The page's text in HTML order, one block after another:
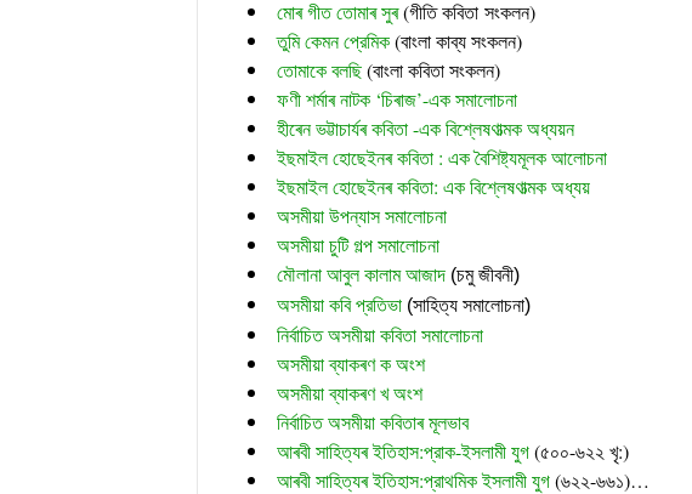
মোৰ গীত তোমাৰ সুৰ (গীতি কবিতা সংকলন)
তুমি কেমন প্রেমিক (বাংলা কাব্য সংকলন)
তোমাকে বলছি (বাংলা কবিতা সংকলন)
ফণী শৰ্মাৰ নাটক ‘চিৰাজ’-এক সমালোচনা
হীৰেন ভট্টাচাৰ্যৰ কবিতা -এক বিশ্লেষণাত্মক অধ্যয়ন
ইছমাইল হোছেইনৰ কবিতা : এক বৈশিষ্ট্যমূলক আলোচনা
ইছমাইল হোছেইনৰ কবিতা: এক বিশ্লেষণাত্মক অধ্যয়
অসমীয়া উপন্যাস সমালোচনা
অসমীয়া চুটি গল্প সমালোচনা
মৌলানা আবুল কালাম আজাদ (চমু জীবনী)
অসমীয়া কবি প্রতিভা (সাহিত্য সমালোচনা)
নির্বাচিত অসমীয়া কবিতা সমালোচনা
অসমীয়া ব্যাকৰণ ক অংশ
অসমীয়া ব্যাকৰণ খ অংশ
নির্বাচিত অসমীয়া কবিতাৰ মূলভাব
আৰবী সাহিত্যৰ ইতিহাস:প্রাক-ইসলামী যুগ(৫০০-৬২২ খৃ:)
আৰবী সাহিত্যৰ ইতিহাস:প্রাথমিক ইসলামী যুগ(৬২২-৬৬১)…